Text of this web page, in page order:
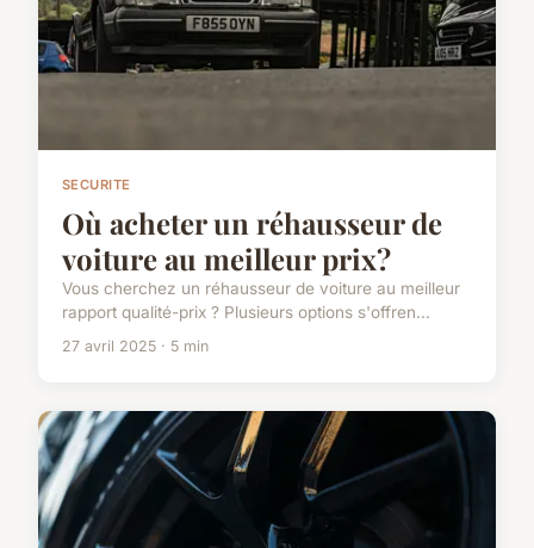
SECURITE
Où acheter un réhausseur de
voiture au meilleur prix?
Vous cherchez un réhausseur de voiture au meilleur
rapport qualité-prix ? Plusieurs options s'offren...
27 avril 2025 · 5 min